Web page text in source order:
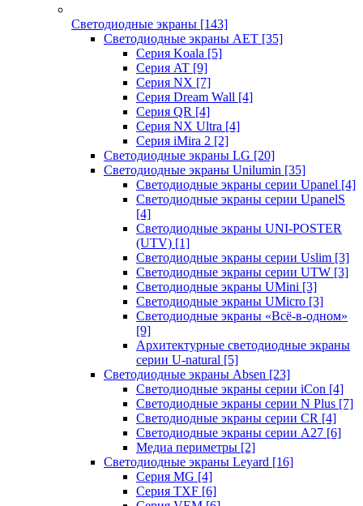
Светодиодные экраны [143]
Светодиодные экраны AET [35]
Cерия Koala [5]
Серия AT [9]
Серия NX [7]
Серия Dream Wall [4]
Серия QR [4]
Серия NX Ultra [4]
Серия iMira 2 [2]
Светодиодные экраны LG [20]
Светодиодные экраны Unilumin [35]
Светодиодные экраны серии Upanel [4]
Светодиодные экраны серии UpanelS
[4]
Светодиодные экраны UNI-POSTER
(UTV) [1]
Светодиодные экраны серии Uslim [3]
Светодиодные экраны серии UTW [3]
Светодиодные экраны UMini [3]
Светодиодные экраны UMicro [3]
Светодиодные экраны «Всё-в-одном»
[9]
Архитектурные светодиодные экраны
серии U-natural [5]
Светодиодные экраны Absen [23]
Светодиодные экраны серии iCon [4]
Светодиодные экраны серии N Plus [7]
Светодиодные экраны серии CR [4]
Светодиодные экраны серии А27 [6]
Медиа периметры [2]
Светодиодные экраны Leyard [16]
Серия MG [4]
Серия TXF [6]